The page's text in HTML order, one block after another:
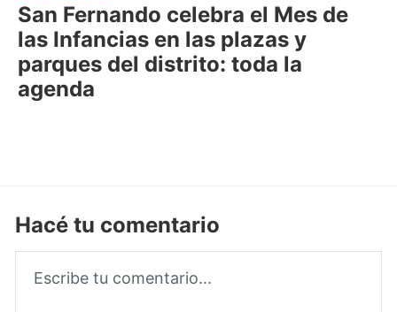
San Fernando celebra el Mes de
las Infancias en las plazas y
parques del distrito: toda la
agenda
Hacé tu comentario